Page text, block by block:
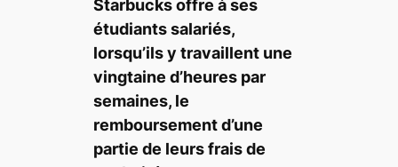
Starbucks offre à ses
étudiants salariés,
lorsqu’ils y travaillent une
vingtaine d’heures par
semaines, le
remboursement d’une
partie de leurs frais de